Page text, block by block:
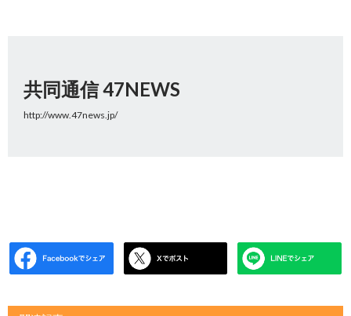
共同通信 47NEWS
http://www.47news.jp/